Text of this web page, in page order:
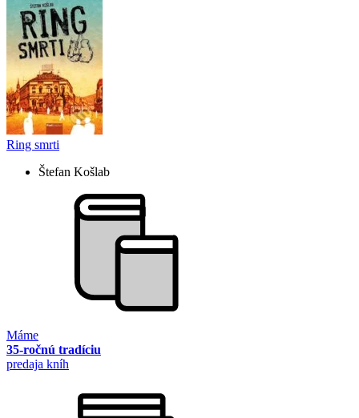
Ring smrti
Štefan Košlab
Máme
35-ročnú tradíciu
predaja kníh